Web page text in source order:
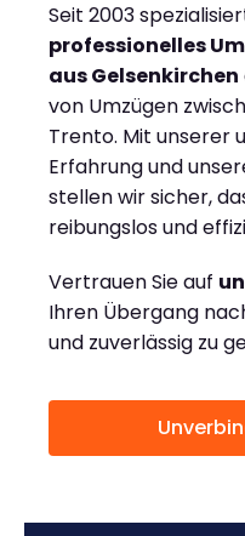
Seit 2003
professionelles
aus Gelsenkirchen
von Umzügen
Trento. Mit unserer
Erfahrung und
stellen wir sicher,
reibungslos und
Vertrauen Sie auf
Ihren Übergang
und zuverlässig zu